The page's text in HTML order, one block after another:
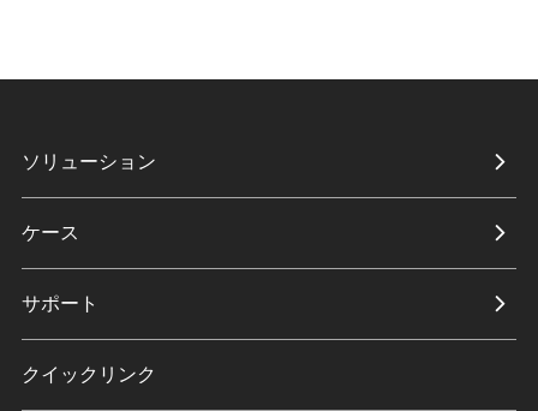
ソリューション
ケース
サポート
クイックリンク